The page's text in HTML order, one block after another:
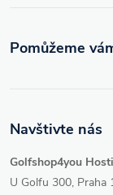
ý
s
u
Navštivte nás
Golfshop4you
U Golfu 300, Praha
Pomůžeme